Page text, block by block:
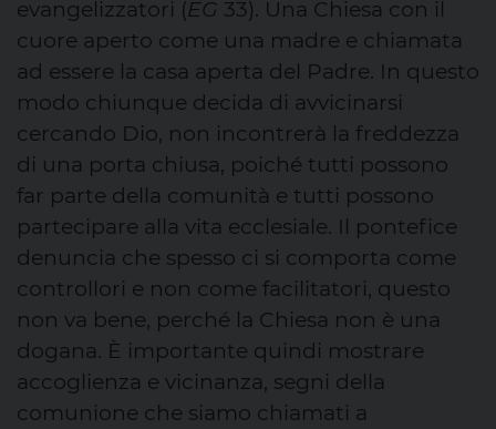
evangelizzatori (EG 33). Una Chiesa con il
cuore aperto come una madre e chiamata
ad essere la casa aperta del Padre. In questo
modo chiunque decida di avvicinarsi
cercando Dio, non incontrerà la freddezza
di una porta chiusa, poiché tutti possono
far parte della comunità e tutti possono
partecipare alla vita ecclesiale. Il pontefice
denuncia che spesso ci si comporta come
controllori e non come facilitatori, questo
non va bene, perché la Chiesa non è una
dogana. È importante quindi mostrare
accoglienza e vicinanza, segni della
comunione che siamo chiamati a